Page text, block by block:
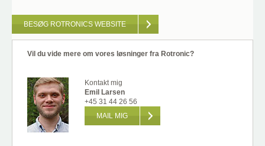
BESØG ROTRONICS WEBSITE
Vil du vide mere om vores løsninger fra Rotronic?
Kontakt mig
Emil Larsen
+45 31 44 26 56
MAIL MIG